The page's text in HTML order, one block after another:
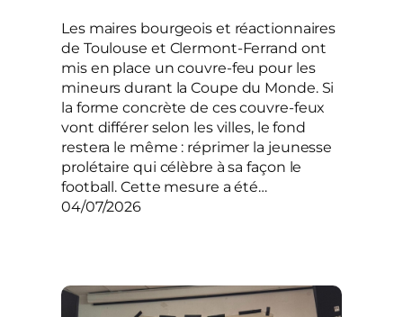
Les maires bourgeois et réactionnaires
de Toulouse et Clermont-Ferrand ont
mis en place un couvre-feu pour les
mineurs durant la Coupe du Monde. Si
la forme concrète de ces couvre-feux
vont différer selon les villes, le fond
restera le même : réprimer la jeunesse
prolétaire qui célèbre à sa façon le
football. Cette mesure a été…
04/07/2026